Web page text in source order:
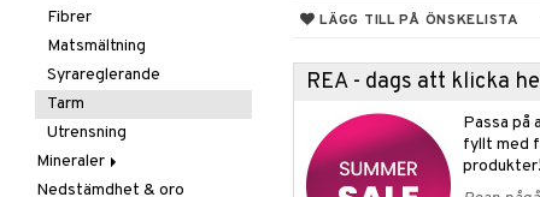
LÄGG TILL PÅ ÖNSKELISTA
REA - dags att klicka
Passa på
fyllt med
produkter!
Rosenrot
Schizandra
Diverse
Drycker
Förvaring
Frukt, frö & nötter
Groddning
Kokos
Kryddor & buljong
Fibrer
Matsmältning
Syrareglerande
Tarm
Utrensning
Mineraler
Järn
Nedstämdhet & oro